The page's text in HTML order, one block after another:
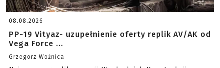
08.08.2026
PP-19 Vityaz- uzupełnienie oferty replik AV/AK od
Vega Force ...
Grzegorz Woźnica